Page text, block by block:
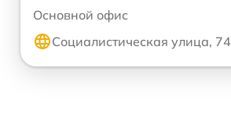
Основной офис
Социалистическая улица, 74